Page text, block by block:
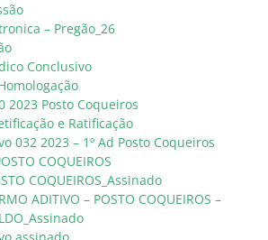
– Pregão_26
Conclusivo
2023 Posto Coqueiros
e Ratificação
032 2023 – 1º Ad Posto Coqueiros
COQUEIROS
COQUEIROS_Assinado
ADITIVO – POSTO COQUEIROS –